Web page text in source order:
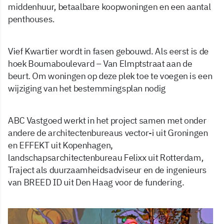
middenhuur, betaalbare koopwoningen en een aantal
penthouses.
Vief Kwartier wordt in fasen gebouwd. Als eerst is de
hoek Boumaboulevard – Van Elmptstraat aan de
beurt. Om woningen op deze plek toe te voegen is een
wijziging van het bestemmingsplan nodig
ABC Vastgoed werkt in het project samen met onder
andere de architectenbureaus vector-i uit Groningen
en EFFEKT uit Kopenhagen,
landschapsarchitectenbureau Felixx uit Rotterdam,
Traject als duurzaamheidsadviseur en de ingenieurs
van BREED ID uit Den Haag voor de fundering.